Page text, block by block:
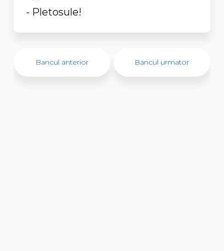
- Pletosule!
Bancul anterior Bancul urmator